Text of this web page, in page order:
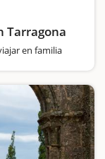
Tarragona
en familia